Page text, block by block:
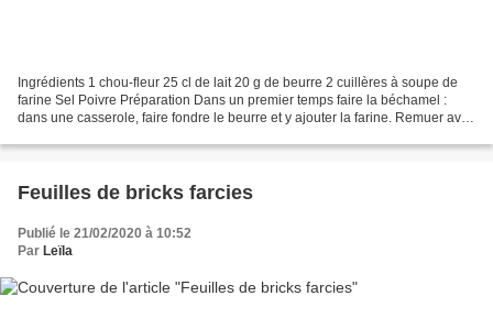
Ingrédients 1 chou-fleur 25 cl de lait 20 g de beurre 2 cuillères à soupe de
farine Sel Poivre Préparation Dans un premier temps faire la béchamel :
dans une casserole, faire fondre le beurre et y ajouter la farine. Remuer avec
Feuilles de bricks farcies
Publié le 21/02/2020 à 10:52
Par Leïla